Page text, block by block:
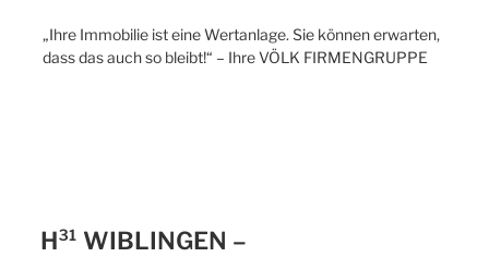
„Ihre Immobilie ist eine Wertanlage. Sie können erwarten,
dass das auch so bleibt!“ – Ihre VÖLK FIRMENGRUPPE
H³¹ WIBLINGEN –